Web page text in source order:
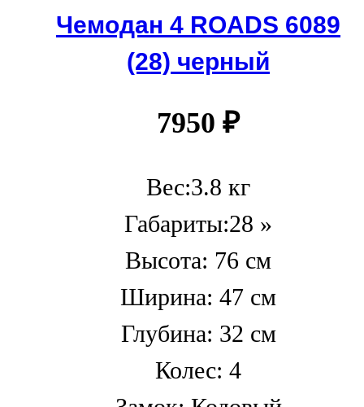
Чемодан 4 ROADS 6089
(28) черный
7950 ₽
Вес:3.8 кг
Габариты:28 »
Высота: 76 см
Ширина: 47 см
Глубина: 32 см
Колес: 4